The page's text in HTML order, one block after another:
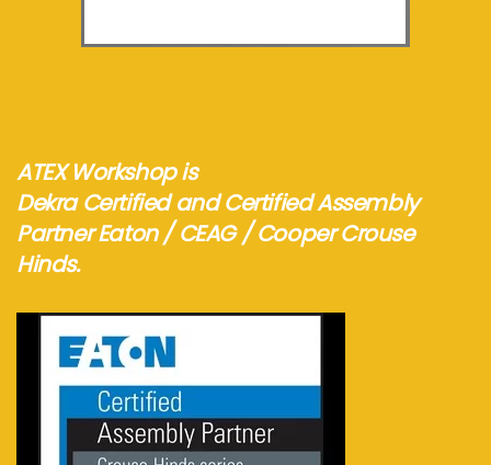
ATEX Workshop is
Dekra Certified and Certified Assembly
Partner Eaton / CEAG / Cooper Crouse
Hinds.